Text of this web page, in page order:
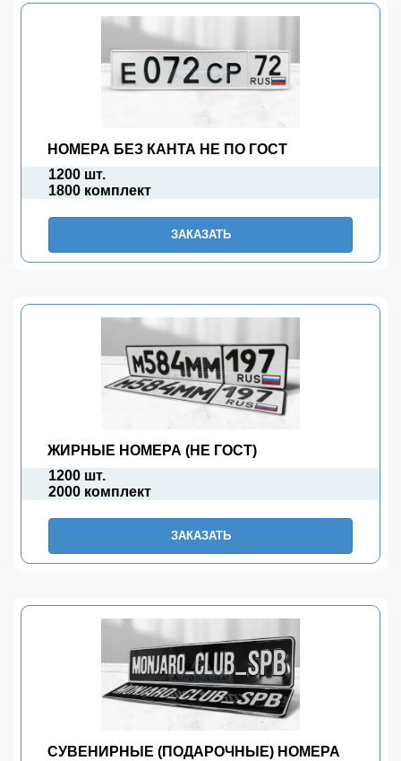
НОМЕРА БЕЗ КАНТА НЕ ПО ГОСТ
1200 шт.
1800 комплект
ЗАКАЗАТЬ
ЖИРНЫЕ НОМЕРА (НЕ ГОСТ)
1200 шт.
2000 комплект
ЗАКАЗАТЬ
СУВЕНИРНЫЕ (ПОДАРОЧНЫЕ) НОМЕРА